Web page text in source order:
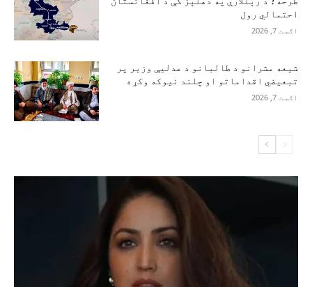
احتمالي رول
اګست 7, 2026
شیعه مشرانو د طالبانو د عدلیې وزیر پر
تبعیضي اقداماتو او چلند نیوکه وکړه
اګست 7, 2026